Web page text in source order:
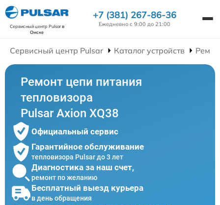
Сервисный центр Pulsarв
Омске
+7 (381) 267-86-36
Ежедневно с 9:00 до 21:00
Сервисный центр Pulsar Каталог устройств
Ремонт цепи питания
тепловизора
Pulsar Axion XQ38
Официальный сервис
Гарантийное обслуживание
тепловизора Pulsar до 3 лет
Диагностика за наш счет,
ремонт по желанию
Бесплатный выезд курьера
в день обращения